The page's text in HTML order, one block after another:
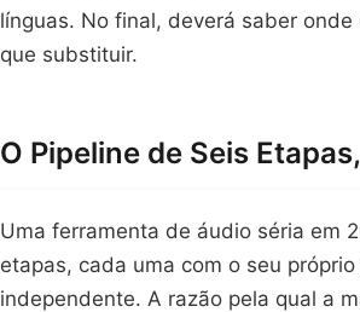
línguas. No final, deverá saber
que substituir.
O Pipeline de Seis
Uma ferramenta de áudio séria em
etapas, cada uma com o seu
independente. A razão pela qual a